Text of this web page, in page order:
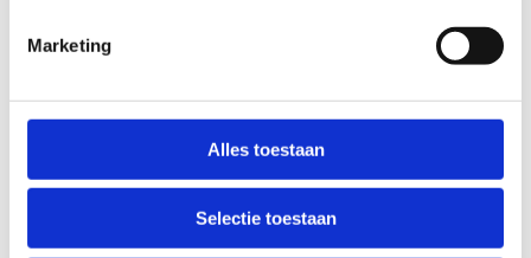
Marketing
Alles toestaan
Selectie toestaan
Op zoek naar een uitvalsbasis
voor jouw club?